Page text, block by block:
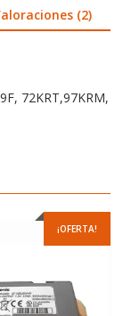
(2)
72KRT,97KRM,
¡OFERTA!